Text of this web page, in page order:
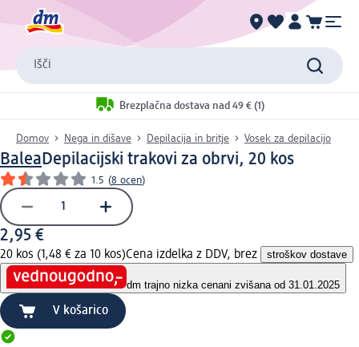
Išči
Brezplačna dostava nad 49 € (1)
Domov Nega in dišave Depilacija in britje Vosek za depilacijo
BaleaDepilacijski trakovi za obrvi, 20 kos
1.5 (8 ocen)
2,95 €
20 kos (1,48 € za 10 kos)Cena izdelka z DDV, brez stroškov dostave
dm trajno nizka cenani zvišana od 31.01.2025
V košarico